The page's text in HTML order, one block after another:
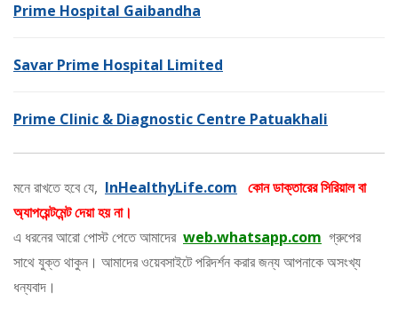
Prime Hospital Gaibandha
Savar Prime Hospital Limited
Prime Clinic & Diagnostic Centre Patuakhali
মনে রাখতে হবে যে, InHealthyLife.com কোন ডাক্তারের সিরিয়াল বা
অ্যাপয়েন্টমেন্ট দেয়া হয় না।
এ ধরনের আরো পোস্ট পেতে আমাদের web.whatsapp.com গ্রুপের
সাথে যুক্ত থাকুন। আমাদের ওয়েবসাইটে পরিদর্শন করার জন্য আপনাকে অসংখ্য
ধন্যবাদ।